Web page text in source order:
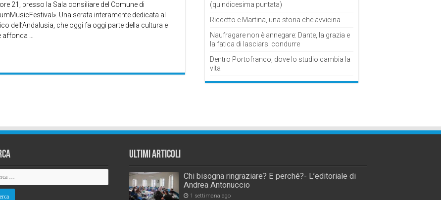
21, presso la Sala consiliare del Comune di
Una serata interamente dedicata al
dell’Andalusia, che oggi fa oggi parte della cultura e
…
(quindicesima puntata)
Riccetto e Martina, una storia che avvicina
Naufragare non è annegare: Dante, la grazia e
la fatica di lasciarsi condurre
Dentro Portofranco, dove lo studio cambia la
vita
Ultimi Articoli
Chi bisogna ringraziare? E perché?- L’editoriale di
Andrea Antonuccio
1 settimana ago